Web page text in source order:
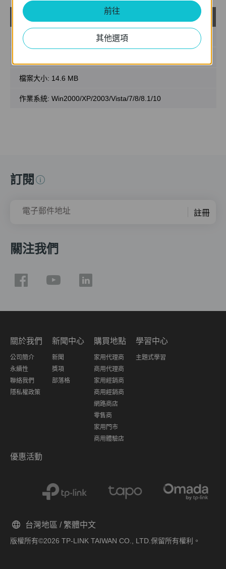
USB_Printer_Controller_Utility_Windows
發佈日期:
檔案大小: 14.6 MB
作業系統: Win2000/XP/2003/Vista/7/8/8.1/10
訂閱
電子郵件地址 註冊
關注我們
關於我們
公司簡介
永續性
聯絡我們
隱私權政策
新聞中心
新聞
獎項
部落格
購買地點
家用代理商
商用代理商
家用經銷商
商用經銷商
網路商店
零售商
家用門市
商用體驗店
學習中心
主題式學習
優惠活動
版權所有©2026 TP-LINK TAIWAN CO., LTD.保留所有權利。
台灣地區 / 繁體中文
前往
其他選項